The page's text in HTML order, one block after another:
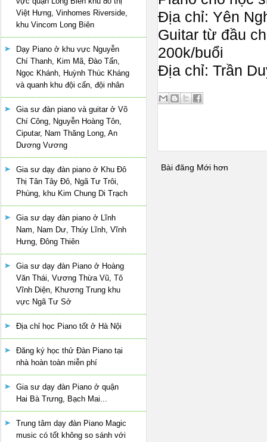
Địa chỉ: Yên
Guitar từ đầu
200k/buổi
Địa chỉ: Trần
Bài đăng Mới hơn
Việt Hưng, Vinhomes Riverside,
khu Vincom Long Biên
Dạy Piano ở khu vực Nguyễn
Chí Thanh, Kim Mã, Đào Tấn,
Ngọc Khánh, Huỳnh Thúc Kháng
và quanh khu đội cấn, đội nhân
Gia sư đàn piano và guitar ở Võ
Chí Công, Nguyễn Hoàng Tôn,
Ciputar, Nam Thăng Long, An
Dương Vương
Gia sư dạy đàn piano ở Khu Đô
Thị Tân Tây Đô, Ngã Tư Trôi,
Phùng, khu Kim Chung Di Trạch
Gia sư dạy đàn piano ở Lĩnh
Nam, Nam Dư, Thúy Lĩnh, Vĩnh
Hưng, Đông Thiên
Gia sư dạy đàn Piano ở Hoàng
Văn Thái, Vương Thừa Vũ, Tô
Vĩnh Diện, Khương Trung khu
vực Ngã Tư Sở
Địa chỉ học Piano tốt ở Hà Nội
Đăng ký học thử Đàn Piano tại
nhà hoàn toàn miễn phí
Gia sư dạy đàn Piano ở quận
Hai Bà Trưng, Bạch Mai...
Trung tâm dạy đàn Piano Magic
music có tốt không so sánh với